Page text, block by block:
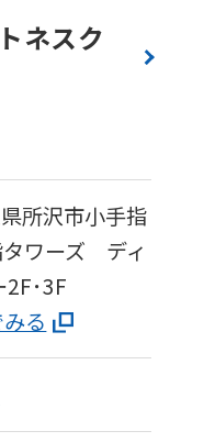
ネスク
所沢市小手指
タワーズ ディ
2F･3F
る